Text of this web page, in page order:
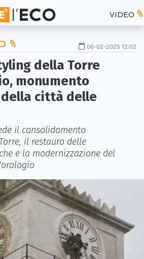
VIDEO
06-02-2025 12:02
della Torre
monumento
città delle
il consolidamento
il restauro delle
e la modernizzazione del